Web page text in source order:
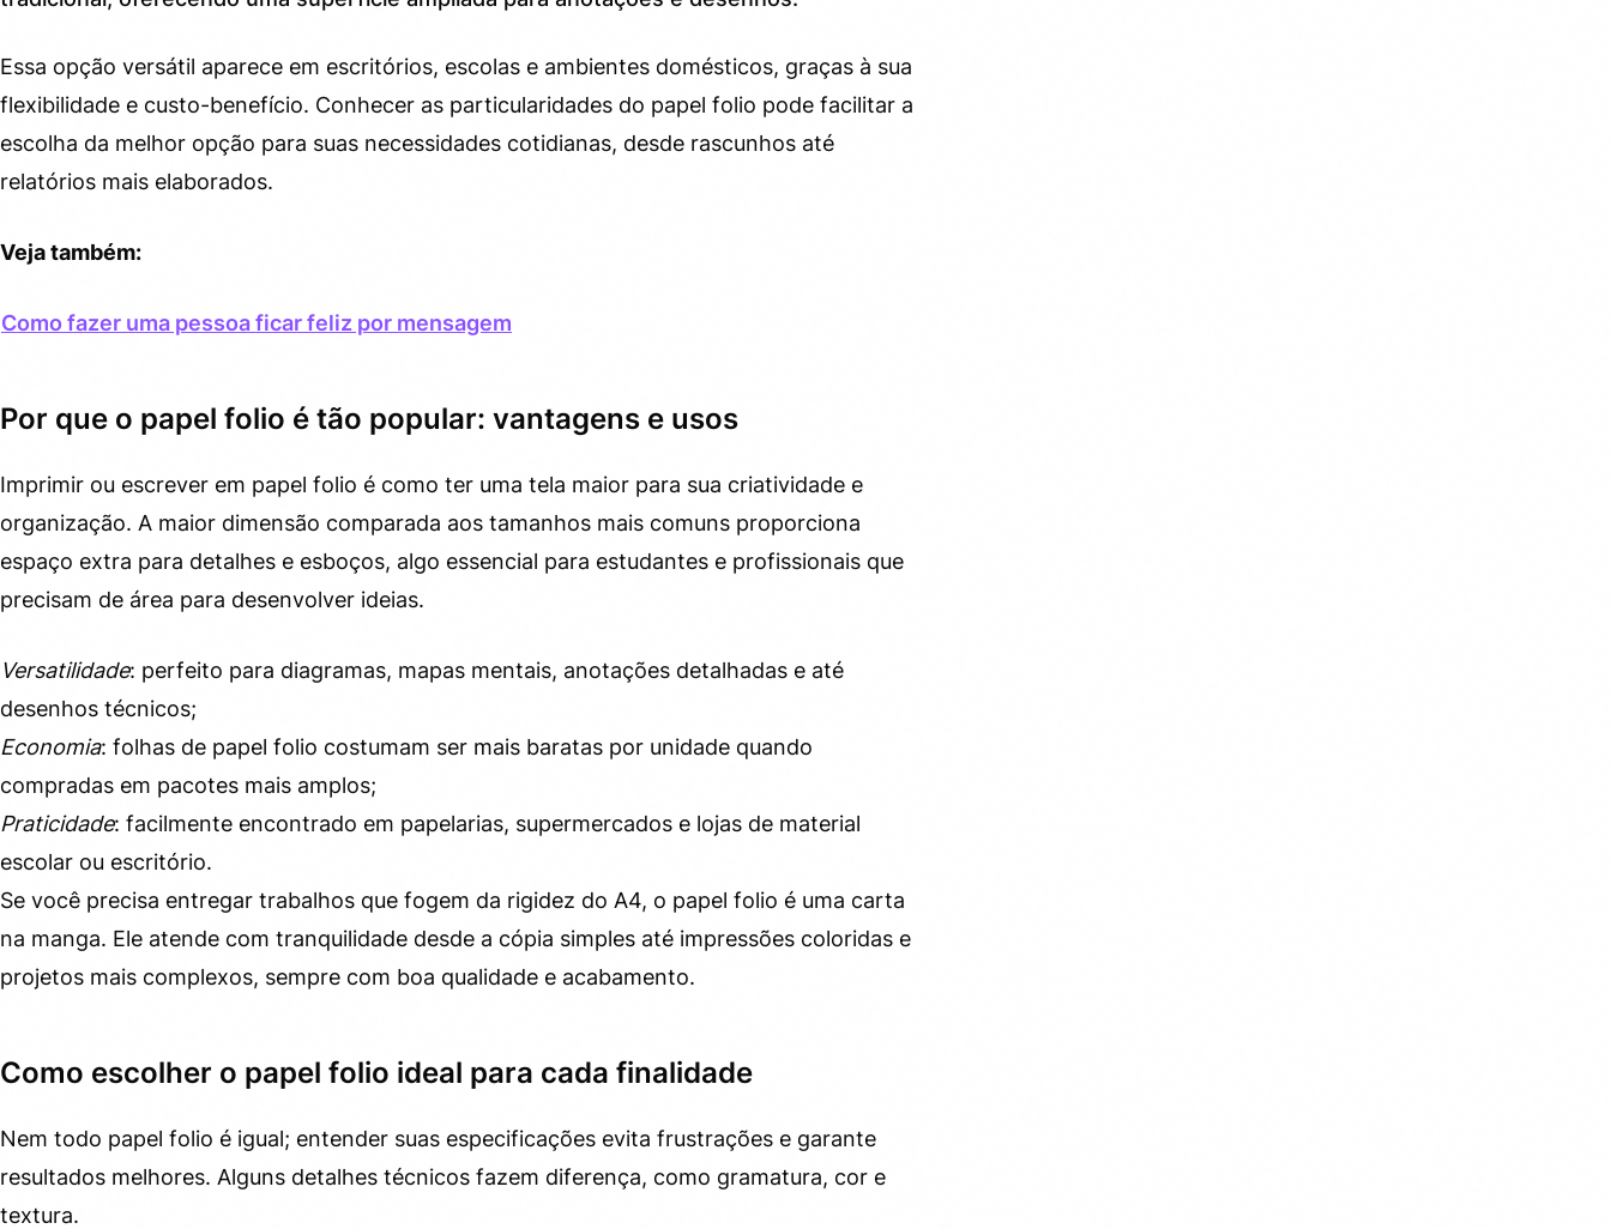
texturizado?
2.3. Tamanho e corte: compreendendo as variações
3.
Principais marcas e onde comprar papel folio com
qualidade
dia
folio
Essa opção versátil aparece em escritórios, escolas e ambientes domésticos, graças à sua
flexibilidade e custo-benefício. Conhecer as particularidades do papel folio pode facilitar a
escolha da melhor opção para suas necessidades cotidianas, desde rascunhos até
relatórios mais elaborados.
Veja também:
Como fazer uma pessoa ficar feliz por mensagem
Por que o papel folio é tão popular: vantagens e usos
Imprimir ou escrever em papel folio é como ter uma tela maior para sua criatividade e
organização. A maior dimensão comparada aos tamanhos mais comuns proporciona
espaço extra para detalhes e esboços, algo essencial para estudantes e profissionais que
precisam de área para desenvolver ideias.
Versatilidade: perfeito para diagramas, mapas mentais, anotações detalhadas e até
desenhos técnicos;
Economia: folhas de papel folio costumam ser mais baratas por unidade quando
compradas em pacotes mais amplos;
Praticidade: facilmente encontrado em papelarias, supermercados e lojas de material
escolar ou escritório.
Se você precisa entregar trabalhos que fogem da rigidez do A4, o papel folio é uma carta
na manga. Ele atende com tranquilidade desde a cópia simples até impressões coloridas e
projetos mais complexos, sempre com boa qualidade e acabamento.
Como escolher o papel folio ideal para cada finalidade
Nem todo papel folio é igual; entender suas especificações evita frustrações e garante
resultados melhores. Alguns detalhes técnicos fazem diferença, como gramatura, cor e
textura.